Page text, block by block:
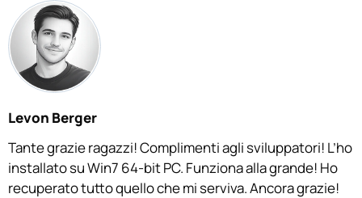
Levon Berger
Tante grazie ragazzi! Complimenti agli sviluppatori! L’ho
installato su Win7 64-bit PC. Funziona alla grande! Ho
recuperato tutto quello che mi serviva. Ancora grazie!